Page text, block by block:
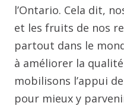
l’Ontario. Cela dit,
et les fruits de nos
partout dans le
à améliorer la
mobilisons l’appui
pour mieux y